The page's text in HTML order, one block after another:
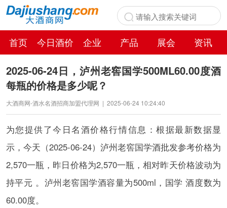
首页 今日酒价 企业 产品 展会
资讯
百科
2025-06-24日，泸州老窖国学500ML60.00度酒
每瓶的价格是多少呢？
大酒商网-酒水名酒招商加盟代理网 | 2025-06-24 10:24:40
为您提供了今日名酒价格行情信息：根据最新数据显
示，今天（2025-06-24）泸州老窖国学酒批发参考价格为
2,570一瓶，昨日价格为2,570一瓶，相对昨天价格波动为
持平元 。泸州老窖国学酒容量为500ml，国学 酒度数为
60.00度。